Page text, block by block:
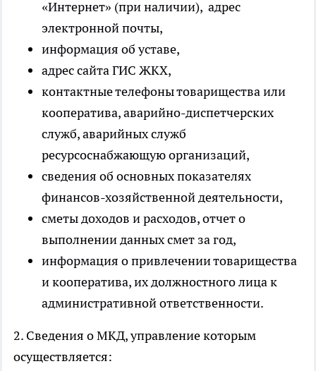
«Интернет» (при наличии), адрес
электронной почты,
информация об уставе,
адрес сайта ГИС ЖКХ,
контактные телефоны товарищества или
кооператива, аварийно-диспетчерских
служб, аварийных служб
ресурсоснабжающую организаций,
сведения об основных показателях
финансов-хозяйственной деятельности,
сметы доходов и расходов, отчет о
выполнении данных смет за год,
информация о привлечении товарищества
и кооператива, их должностного лица к
административной ответственности.
2. Сведения о МКД, управление которым
осуществляется: